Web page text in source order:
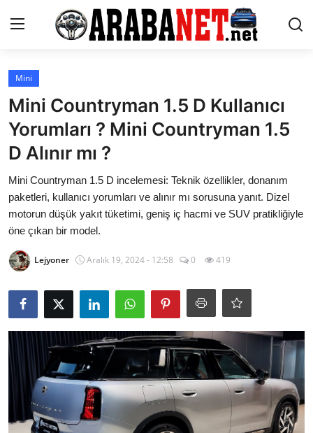
Giriş yapmak
Anasayfa
İletişim
Araba Markaları
Paketler
Karşılaştırmalar
Kronik Sorunlar
Bakım & Arıza Çözümleri
İkinci El & Ekspertiz
Muayene & Emisyon
Trafik Cezaları & Mevzuat
Ehliyet & Ruhsat İşlemleri
Mini
Mini Countryman 1.5 D Kullanıcı
Yorumları ? Mini Countryman 1.5
D Alınır mı ?
Mini Countryman 1.5 D incelemesi: Teknik özellikler, donanım
paketleri, kullanıcı yorumları ve alınır mı sorusuna yanıt. Dizel
motorun düşük yakıt tüketimi, geniş iç hacmi ve SUV pratikliğiyle
öne çıkan bir model.
Lejyoner Aralık 19, 2024 - 12:58 0 419